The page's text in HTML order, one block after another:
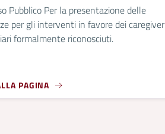
Pubblico Per la presentazione delle
per gli interventi in favore dei caregiver
formalmente riconosciuti.
PAGINA